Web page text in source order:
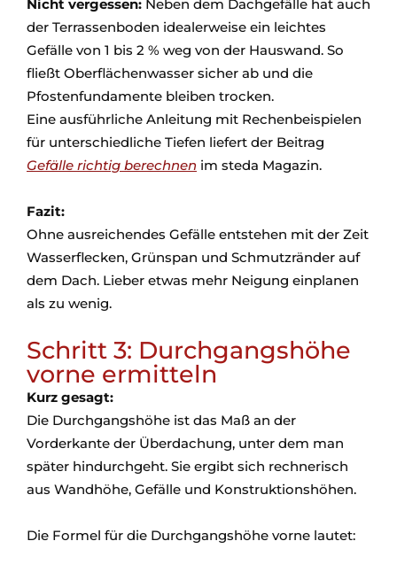
Nicht vergessen: Neben dem Dachgefälle hat auch
der Terrassenboden idealerweise ein leichtes
Gefälle von 1 bis 2 % weg von der Hauswand. So
fließt Oberflächenwasser sicher ab und die
Pfostenfundamente bleiben trocken.
Eine ausführliche Anleitung mit Rechenbeispielen
für unterschiedliche Tiefen liefert der Beitrag
Gefälle richtig berechnen im steda Magazin.
Fazit:
Ohne ausreichendes Gefälle entstehen mit der Zeit
Wasserflecken, Grünspan und Schmutzränder auf
dem Dach. Lieber etwas mehr Neigung einplanen
als zu wenig.
Schritt 3: Durchgangshöhe
vorne ermitteln
Kurz gesagt:
Die Durchgangshöhe ist das Maß an der
Vorderkante der Überdachung, unter dem man
später hindurchgeht. Sie ergibt sich rechnerisch
aus Wandhöhe, Gefälle und Konstruktionshöhen.
Die Formel für die Durchgangshöhe vorne lautet: